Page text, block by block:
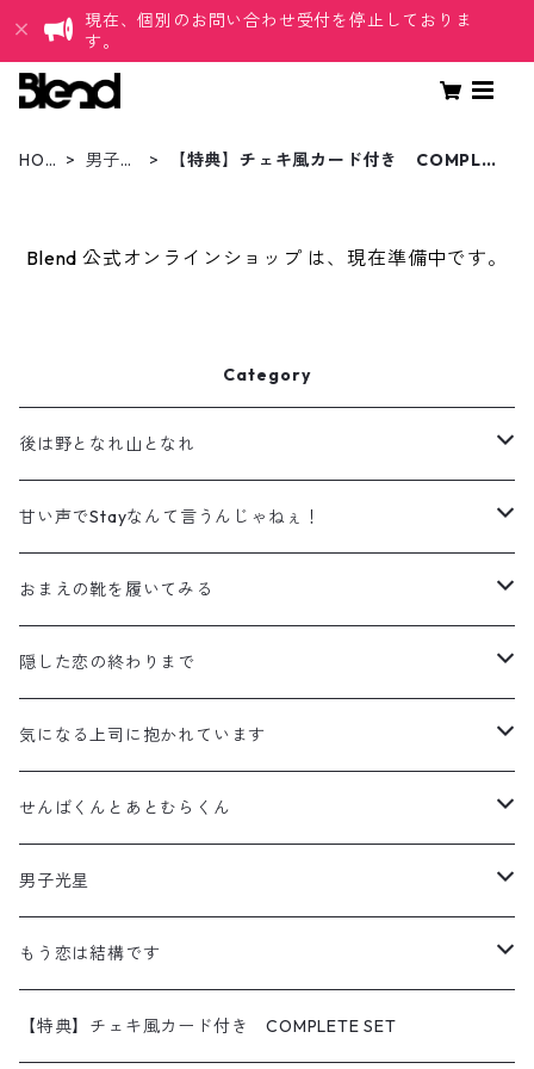
現在、個別のお問い合わせ受付を停止しておりま
す。
HOM
男子光
【特典】チェキ風カード付き COMPLE
Blend 公式オンラインショップ は、現在準備中です。
Category
後は野となれ山となれ
アクリルスタンド
ステッカー
缶バッジ
ポストカード
【特典】チェキ風カード付き COMPLETE SET
甘い声でStayなんて言うんじゃねぇ！
アクリルスタンド
ステッカー
缶バッジ
ポストカード
【特典】チェキ風カード付き COMPLETE SET
おまえの靴を履いてみる
アクリルスタンド
ステッカー
缶バッジ
ポストカード
【特典】チェキ風カード付き COMPLETE SET
隠した恋の終わりまで
アクリルスタンド
ステッカー
缶バッジ
ポストカード
【特典】チェキ風カード付き COMPLETE SET
気になる上司に抱かれています
アクリルスタンド
ステッカー
缶バッジ
ポストカード
せんばくんとあとむらくん
アクリルスタンド
ステッカー
缶バッジ
男子光星
アクリルスタンド
ステッカー
もう恋は結構です
アクリルスタンド
【特典】チェキ風カード付き COMPLETE SET